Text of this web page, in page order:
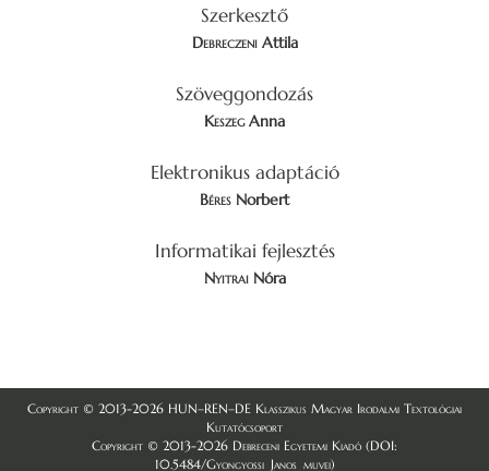
Szerkesztő
DebreczeniAttila
Szöveggondozás
KeszegAnna
Elektronikus adaptáció
Béres Norbert
Informatikai fejlesztés
NyitraiNóra
Copyright © 2013-2026 HUN–REN–DE Klasszikus Magyar Irodalmi Textológiai
Kutatócsoport
Copyright © 2013-2026 Debreceni Egyetemi Kiadó (DOI:
10.5484/Gyongyossi_Janos_muvei)